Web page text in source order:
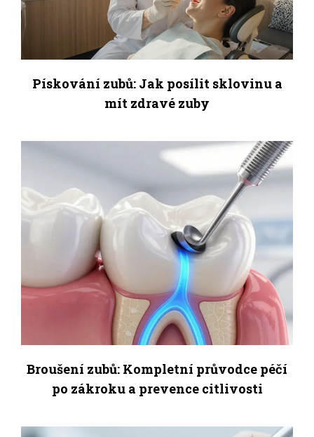
Pískování zubů: Jak posílit sklovinu a
mít zdravé zuby
Broušení zubů: Kompletní průvodce péčí
po zákroku a prevence citlivosti